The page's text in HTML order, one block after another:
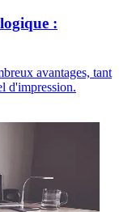
:
avantages, tant
d'impression.